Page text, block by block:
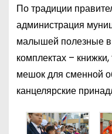
По традиции
администрация
малышей полезные
комплектах –
мешок для сменной
канцелярские